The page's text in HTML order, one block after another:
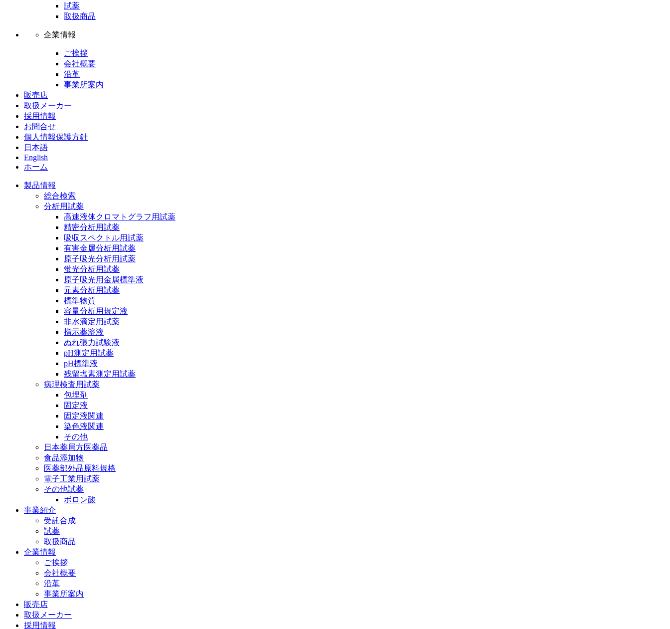
試薬
取扱商品
企業情報
ご挨拶
会社概要
沿革
事業所案内
販売店
取扱メーカー
採用情報
お問合せ
個人情報保護方針
日本語
English
ホーム
製品情報
総合検索
分析用試薬
高速液体クロマトグラフ用試薬
精密分析用試薬
吸収スペクトル用試薬
有害金属分析用試薬
原子吸光分析用試薬
蛍光分析用試薬
原子吸光用金属標準液
元素分析用試薬
標準物質
容量分析用規定液
非水滴定用試薬
指示薬溶液
ぬれ張力試験液
pH測定用試薬
pH標準液
残留塩素測定用試薬
病理検査用試薬
包埋剤
固定液
固定液関連
染色液関連
その他
日本薬局方医薬品
食品添加物
医薬部外品原料規格
電子工業用試薬
その他試薬
ボロン酸
事業紹介
受託合成
試薬
取扱商品
企業情報
ご挨拶
会社概要
沿革
事業所案内
販売店
取扱メーカー
採用情報